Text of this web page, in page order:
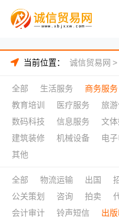
当前位置： 诚信贸易网 >
全部 生活服务 商务服务
教育培训
医疗服务 旅
数码科技
信息服务 文
建筑装修
机械设备 电
其他
全部 物流运输 出国
公关策划
咨询 拍卖
会计审计
铃声短信 出版